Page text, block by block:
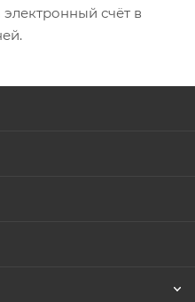
электронный счёт в